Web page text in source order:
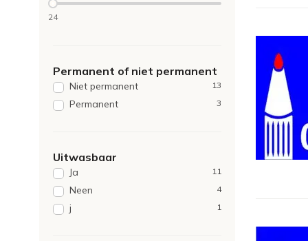
24
Permanent of niet permanent
Niet permanent 13
Permanent 3
Uitwasbaar
Ja 11
Neen 4
j 1